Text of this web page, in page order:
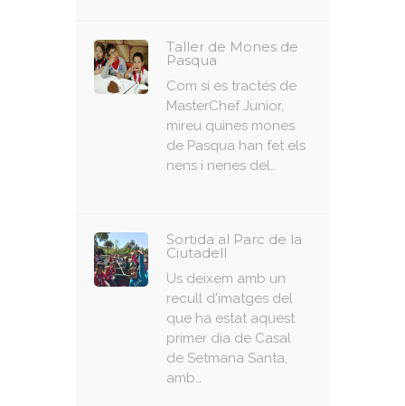
Taller de Mones de
Pasqua
Com si es tractés de
MasterChef Junior,
mireu quines mones
de Pasqua han fet els
nens i nenes del…
Sortida al Parc de la
Ciutadell
Us deixem amb un
recull d'imatges del
que ha estat aquest
primer dia de Casal
de Setmana Santa,
amb…